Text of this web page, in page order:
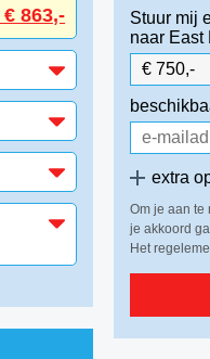
€ 863,-
Stuur mij
naar East
extra
Om je aan te
je akkoord
Het